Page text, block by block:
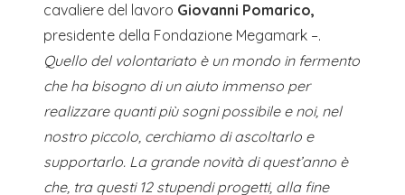
cavaliere del lavoro Giovanni Pomarico,
presidente della Fondazione Megamark –.
Quello del volontariato è un mondo in fermento
che ha bisogno di un aiuto immenso per
realizzare quanti più sogni possibile e noi, nel
nostro piccolo, cerchiamo di ascoltarlo e
supportarlo. La grande novità di quest’anno è
che, tra questi 12 stupendi progetti, alla fine